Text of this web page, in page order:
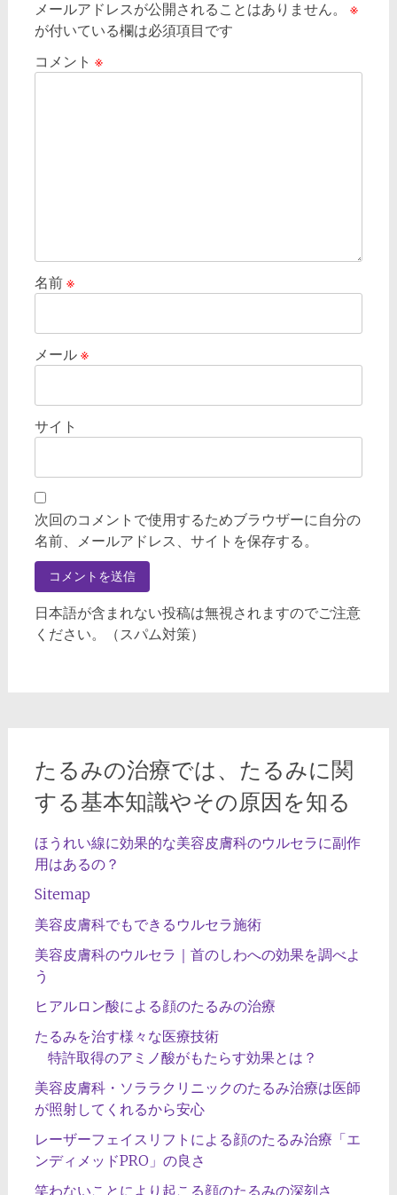
メールアドレスが公開されることはありません。
※
が付いている欄は必須項目です
コメント ※
名前 ※
メール ※
サイト
次回のコメントで使用するためブラウザーに自分の
名前、メールアドレス、サイトを保存する。
日本語が含まれない投稿は無視されますのでご注意
ください。（スパム対策）
たるみの治療では、たるみに関
する基本知識やその原因を知る
ほうれい線に効果的な美容皮膚科のウルセラに副作
用はあるの？
Sitemap
美容皮膚科でもできるウルセラ施術
美容皮膚科のウルセラ｜首のしわへの効果を調べよ
う
ヒアルロン酸による顔のたるみの治療
たるみを治す様々な医療技術
特許取得のアミノ酸がもたらす効果とは？
美容皮膚科・ソララクリニックのたるみ治療は医師
が照射してくれるから安心
レーザーフェイスリフトによる顔のたるみ治療「エ
ンディメッドPRO」の良さ
笑わないことにより起こる顔のたるみの深刻さ